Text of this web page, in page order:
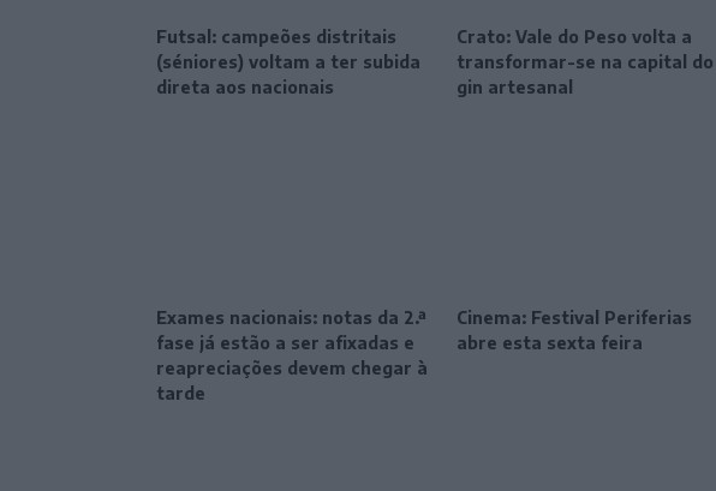
Futsal: campeões distritais
(séniores) voltam a ter subida
direta aos nacionais
Crato: Vale do Peso volta a
transformar-se na capital do
gin artesanal
Exames nacionais: notas da 2.ª
fase já estão a ser afixadas e
reapreciações devem chegar à
tarde
Cinema: Festival Periferias
abre esta sexta feira